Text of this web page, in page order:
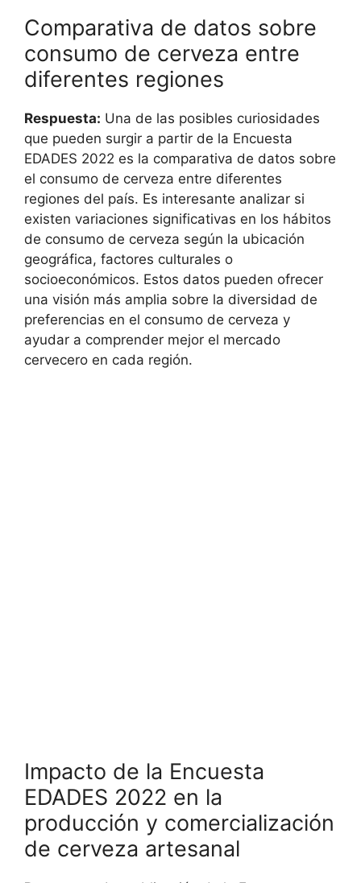
Comparativa de datos sobre
consumo de cerveza entre
diferentes regiones
Respuesta: Una de las posibles curiosidades
que pueden surgir a partir de la Encuesta
EDADES 2022 es la comparativa de datos sobre
el consumo de cerveza entre diferentes
regiones del país. Es interesante analizar si
existen variaciones significativas en los hábitos
de consumo de cerveza según la ubicación
geográfica, factores culturales o
socioeconómicos. Estos datos pueden ofrecer
una visión más amplia sobre la diversidad de
preferencias en el consumo de cerveza y
ayudar a comprender mejor el mercado
cervecero en cada región.
Impacto de la Encuesta
EDADES 2022 en la
producción y comercialización
de cerveza artesanal